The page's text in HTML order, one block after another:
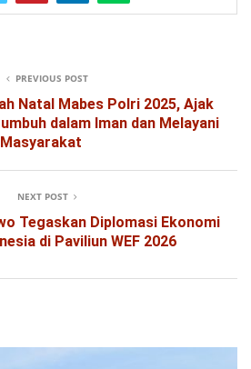
PREVIOUS POST
Natal Mabes Polri 2025, Ajak
dalam Iman dan Melayani
Masyarakat
NEXT POST
Tegaskan Diplomasi Ekonomi
di Paviliun WEF 2026